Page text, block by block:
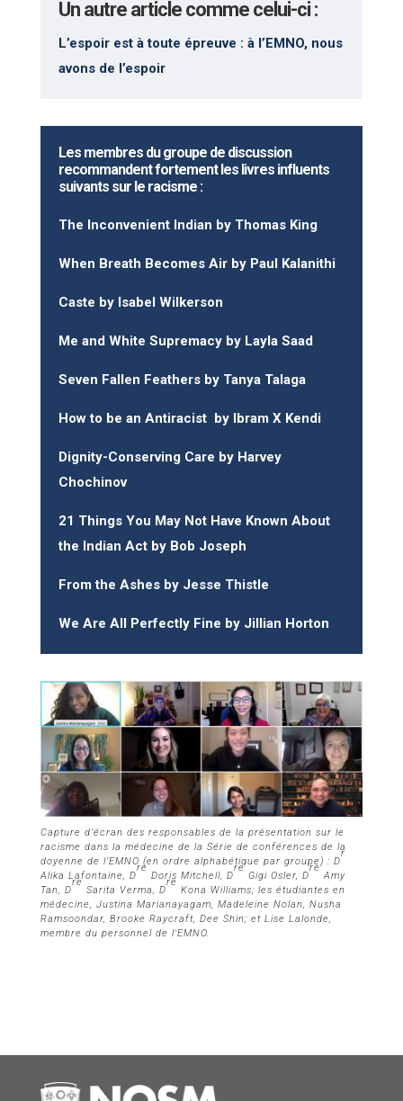
Un autre article comme celui-ci :
L’espoir est à toute épreuve : à l’EMNO, nous
avons de l’espoir
Les membres du groupe de discussion
recommandent fortement les livres influents
suivants sur le racisme :
The Inconvenient Indian by Thomas King
When Breath Becomes Airby Paul Kalanithi
Caste by Isabel Wilkerson
Me and White Supremacyby Layla Saad
Seven Fallen Feathersby Tanya Talaga
How to be an Antiracist by Ibram X Kendi
Dignity-Conserving Care by Harvey
Chochinov
21 Things You May Not Have Known About
the Indian Actby Bob Joseph
From the Ashesby Jesse Thistle
We Are All Perfectly Fine by Jillian Horton
Capture d’écran des responsables de la présentation sur le
racisme dans la médecine de la Série de conférences de la
doyenne de l’EMNO (en ordre alphabétique par groupe) : D
r
Alika Lafontaine, D
re
Doris Mitchell, D
re
Gigi Osler, D
re
Amy
Tan, D
re
Sarita Verma, D
re
Kona Williams; les étudiantes en
médecine, Justina Marianayagam, Madeleine Nolan, Nusha
Ramsoondar, Brooke Raycraft, Dee Shin; et Lise Lalonde,
membre du personnel de l’EMNO.